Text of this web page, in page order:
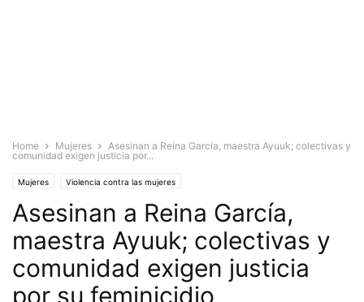
Home Mujeres
Asesinan a Reina García, maestra Ayuuk; colectivas y
comunidad exigen justicia por...
Mujeres Violencia contra las mujeres
Asesinan a Reina García,
maestra Ayuuk; colectivas y
comunidad exigen justicia
por su feminicidio